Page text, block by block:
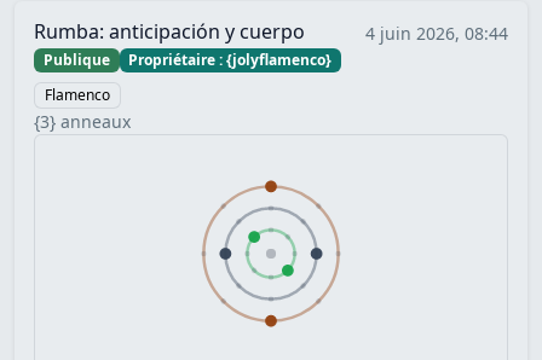
Rumba: anticipación y cuerpo
Publique
Propriétaire : {jolyflamenco}
Flamenco
4 juin 2026, 08:44
{3} anneaux